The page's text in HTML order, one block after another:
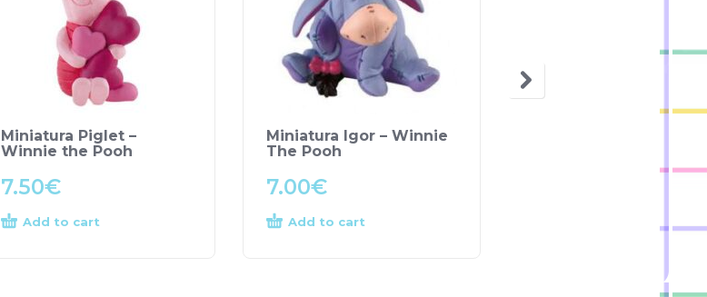
Miniatura Piglet –
Winnie the Pooh
7.50€
Add to cart
Miniatura Igor – Winnie
The Pooh
7.00€
Add to cart